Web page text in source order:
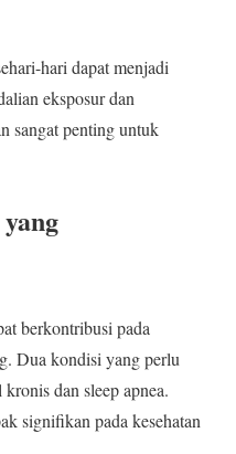
hari dapat menjadi
eksposur dan
sangat penting untuk
berkontribusi pada
Dua kondisi yang perlu
dan sleep apnea.
signifikan pada kesehatan